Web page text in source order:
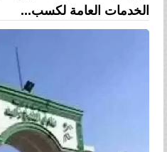
الخدمات العامة لكسب...